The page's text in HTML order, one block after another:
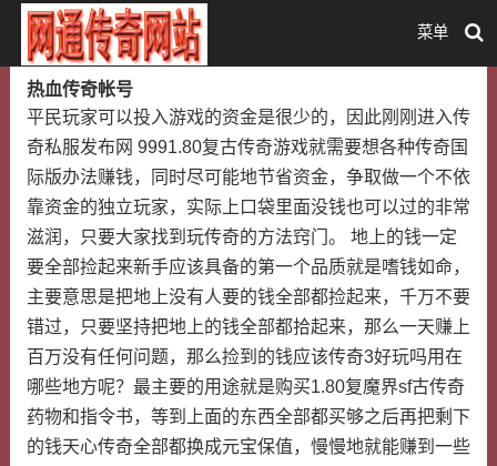
菜单
热血传奇帐号
平民玩家可以投入游戏的资金是很少的，因此刚刚进入传
奇私服发布网 9991.80复古传奇游戏就需要想各种传奇国
际版办法赚钱，同时尽可能地节省资金，争取做一个不依
靠资金的独立玩家，实际上口袋里面没钱也可以过的非常
滋润，只要大家找到玩传奇的方法窍门。 地上的钱一定
要全部捡起来新手应该具备的第一个品质就是嗜钱如命，
主要意思是把地上没有人要的钱全部都捡起来，千万不要
错过，只要坚持把地上的钱全部都拾起来，那么一天赚上
百万没有任何问题，那么捡到的钱应该传奇3好玩吗用在
哪些地方呢？最主要的用途就是购买1.80复魔界sf古传奇
药物和指令书，等到上面的东西全部都买够之后再把剩下
的钱天心传奇全部都换成元宝保值，慢慢地就能赚到一些